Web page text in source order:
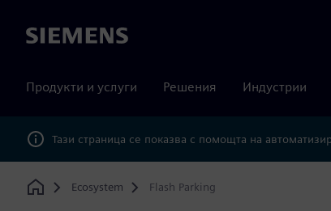
Siemens
Продукти и услуги Решения Индустрии
Тази страница се показва с помощта на
Home
Ecosystem Flash Parking